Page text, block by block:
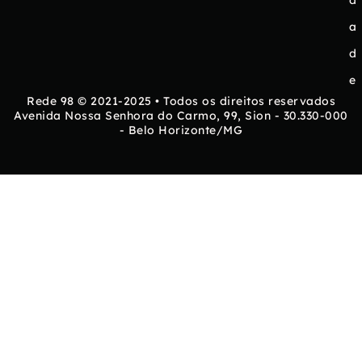
a
d
e
Rede 98 © 2021-2025 • Todos os direitos reservados
Avenida Nossa Senhora do Carmo, 99, Sion - 30.330-000
- Belo Horizonte/MG